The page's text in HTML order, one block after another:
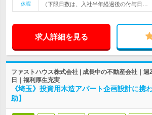
休暇
（下限日数は、入社半年経過後の付与日…
求人詳細を見る
ファストハウス株式会社 | 成長中の不動産会社｜
日｜福利厚生充実
《埼玉》投資用木造アパート企画設計に携
助】